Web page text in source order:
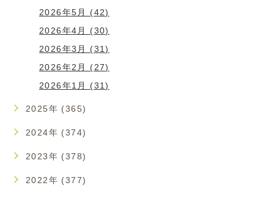
2026年5月 (42)
2026年4月 (30)
2026年3月 (31)
2026年2月 (27)
2026年1月 (31)
2025年 (365)
2024年 (374)
2023年 (378)
2022年 (377)